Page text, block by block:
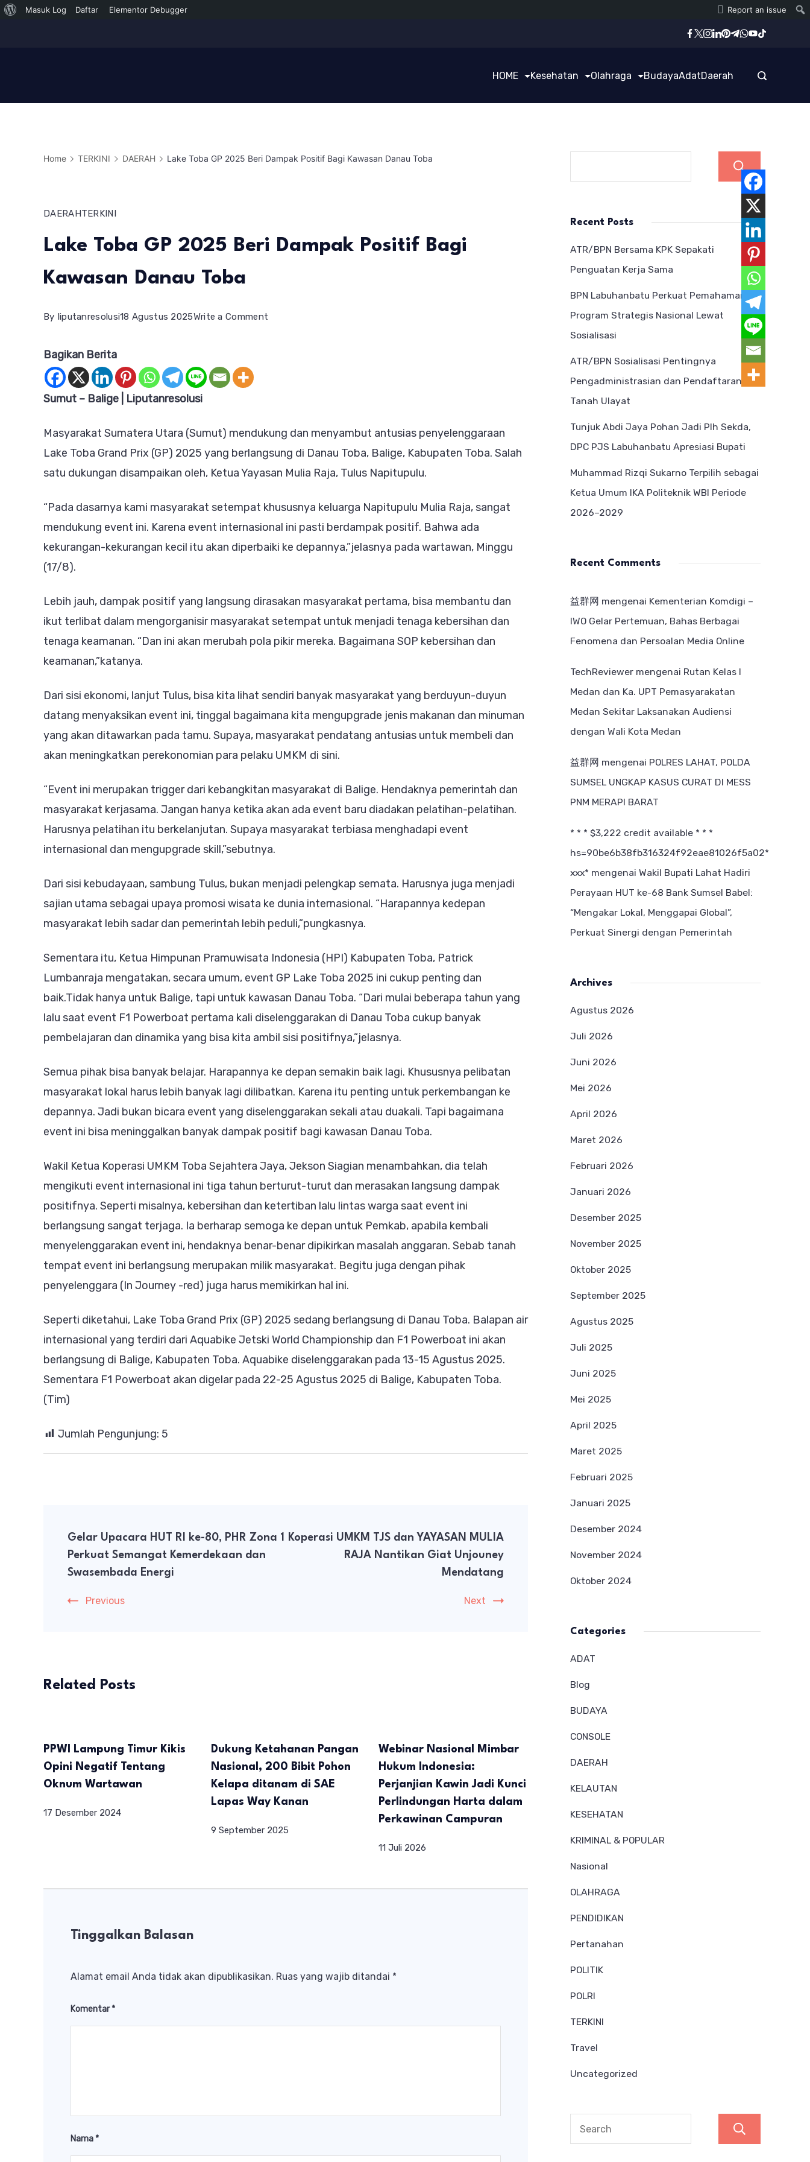
Tentang
Masuk Log Daftar Elementor Debugger Report an issue
HOME Kesehatan Olahraga BudayaAdatDaerah
Home TERKINI DAERAH Lake Toba GP 2025 Beri Dampak Positif Bagi Kawasan Danau Toba
DAERAHTERKINI
Lake Toba GP 2025 Beri Dampak Positif Bagi
Kawasan Danau Toba
By liputanresolusi18 Agustus 2025Write a Comment
Dampak
Positif
Bagi
Bagikan Berita
Sumut – Balige | Liputanresolusi
Masyarakat Sumatera Utara (Sumut) mendukung dan menyambut antusias penyelenggaraan
Lake Toba Grand Prix (GP) 2025 yang berlangsung di Danau Toba, Balige, Kabupaten Toba. Salah
satu dukungan disampaikan oleh, Ketua Yayasan Mulia Raja, Tulus Napitupulu.
“Pada dasarnya kami masyarakat setempat khususnya keluarga Napitupulu Mulia Raja, sangat
mendukung event ini. Karena event internasional ini pasti berdampak positif. Bahwa ada
kekurangan-kekurangan kecil itu akan diperbaiki ke depannya,”jelasnya pada wartawan, Minggu
(17/8).
Lebih jauh, dampak positif yang langsung dirasakan masyarakat pertama, bisa membantu dan
ikut terlibat dalam mengorganisir masyarakat setempat untuk menjadi tenaga kebersihan dan
tenaga keamanan. “Dan ini akan merubah pola pikir mereka. Bagaimana SOP kebersihan dan
keamanan,”katanya.
Dari sisi ekonomi, lanjut Tulus, bisa kita lihat sendiri banyak masyarakat yang berduyun-duyun
datang menyaksikan event ini, tinggal bagaimana kita mengupgrade jenis makanan dan minuman
yang akan ditawarkan pada tamu. Supaya, masyarakat pendatang antusias untuk membeli dan
akan meningkatkan perekonomian para pelaku UMKM di sini.
“Event ini merupakan trigger dari kebangkitan masyarakat di Balige. Hendaknya pemerintah dan
masyarakat kerjasama. Jangan hanya ketika akan ada event baru diadakan pelatihan-pelatihan.
Harusnya pelatihan itu berkelanjutan. Supaya masyarakat terbiasa menghadapi event
internasional dan mengupgrade skill,”sebutnya.
Dari sisi kebudayaan, sambung Tulus, bukan menjadi pelengkap semata. Harusnya juga menjadi
sajian utama sebagai upaya promosi wisata ke dunia internasional. “Harapannya kedepan
masyarakat lebih sadar dan pemerintah lebih peduli,”pungkasnya.
Sementara itu, Ketua Himpunan Pramuwisata Indonesia (HPI) Kabupaten Toba, Patrick
Lumbanraja mengatakan, secara umum, event GP Lake Toba 2025 ini cukup penting dan
baik.Tidak hanya untuk Balige, tapi untuk kawasan Danau Toba. “Dari mulai beberapa tahun yang
lalu saat event F1 Powerboat pertama kali diselenggarakan di Danau Toba cukup banyak
pembelajaran dan dinamika yang bisa kita ambil sisi positifnya,”jelasnya.
Semua pihak bisa banyak belajar. Harapannya ke depan semakin baik lagi. Khususnya pelibatan
masyarakat lokal harus lebih banyak lagi dilibatkan. Karena itu penting untuk perkembangan ke
depannya. Jadi bukan bicara event yang diselenggarakan sekali atau duakali. Tapi bagaimana
event ini bisa meninggalkan banyak dampak positif bagi kawasan Danau Toba.
Wakil Ketua Koperasi UMKM Toba Sejahtera Jaya, Jekson Siagian menambahkan, dia telah
mengikuti event internasional ini tiga tahun berturut-turut dan merasakan langsung dampak
positifnya. Seperti misalnya, kebersihan dan ketertiban lalu lintas warga saat event ini
berlangsung sangat terjaga. Ia berharap semoga ke depan untuk Pemkab, apabila kembali
menyelenggarakan event ini, hendaknya benar-benar dipikirkan masalah anggaran. Sebab tanah
tempat event ini berlangsung merupakan milik masyarakat. Begitu juga dengan pihak
penyelenggara (In Journey -red) juga harus memikirkan hal ini.
Seperti diketahui, Lake Toba Grand Prix (GP) 2025 sedang berlangsung di Danau Toba. Balapan air
internasional yang terdiri dari Aquabike Jetski World Championship dan F1 Powerboat ini akan
berlangsung di Balige, Kabupaten Toba. Aquabike diselenggarakan pada 13-15 Agustus 2025.
Sementara F1 Powerboat akan digelar pada 22-25 Agustus 2025 di Balige, Kabupaten Toba.
(Tim)
Jumlah Pengunjung: 5
Navigation
Gelar Upacara HUT RI ke-80, PHR Zona 1
Perkuat Semangat Kemerdekaan dan
Swasembada Energi
Previous
Koperasi UMKM TJS dan YAYASAN MULIA
RAJA Nantikan Giat Unjouney
Mendatang
Next
Related Posts
PPWI Lampung Timur Kikis
Opini Negatif Tentang
Oknum Wartawan
17 Desember 2024
Dukung Ketahanan Pangan
Nasional, 200 Bibit Pohon
Kelapa ditanam di SAE
Lapas Way Kanan
9 September 2025
Webinar Nasional Mimbar
Hukum Indonesia:
Perjanjian Kawin Jadi Kunci
Perlindungan Harta dalam
Perkawinan Campuran
11 Juli 2026
Tinggalkan Balasan
Alamat email Anda tidak akan dipublikasikan. Ruas yang wajib ditandai *
Komentar*
Nama*
Recent Posts
ATR/BPN Bersama KPK Sepakati
Penguatan Kerja Sama
BPN Labuhanbatu Perkuat Pemahaman
Program Strategis Nasional Lewat
Sosialisasi
ATR/BPN Sosialisasi Pentingnya
Pengadministrasian dan Pendaftaran
Tanah Ulayat
Tunjuk Abdi Jaya Pohan Jadi Plh Sekda,
DPC PJS Labuhanbatu Apresiasi Bupati
Muhammad Rizqi Sukarno Terpilih sebagai
Ketua Umum IKA Politeknik WBI Periode
2026–2029
Recent Comments
益群网 mengenai Kementerian Komdigi –
IWO Gelar Pertemuan, Bahas Berbagai
Fenomena dan Persoalan Media Online
TechReviewer mengenai Rutan Kelas I
Medan dan Ka. UPT Pemasyarakatan
Medan Sekitar Laksanakan Audiensi
dengan Wali Kota Medan
益群网 mengenai POLRES LAHAT, POLDA
SUMSEL UNGKAP KASUS CURAT DI MESS
PNM MERAPI BARAT
* * * $3,222 credit available * * *
hs=90be6b38fb316324f92eae81026f5a02*
ххх* mengenai Wakil Bupati Lahat Hadiri
Perayaan HUT ke-68 Bank Sumsel Babel:
“Mengakar Lokal, Menggapai Global”,
Perkuat Sinergi dengan Pemerintah
Archives
Agustus 2026
Juli 2026
Juni 2026
Mei 2026
April 2026
Maret 2026
Februari 2026
Januari 2026
Desember 2025
November 2025
Oktober 2025
September 2025
Agustus 2025
Juli 2025
Juni 2025
Mei 2025
April 2025
Maret 2025
Februari 2025
Januari 2025
Desember 2024
November 2024
Oktober 2024
Categories
ADAT
Blog
BUDAYA
CONSOLE
DAERAH
KELAUTAN
KESEHATAN
KRIMINAL & POPULAR
Nasional
OLAHRAGA
PENDIDIKAN
Pertanahan
POLITIK
POLRI
TERKINI
Travel
Uncategorized